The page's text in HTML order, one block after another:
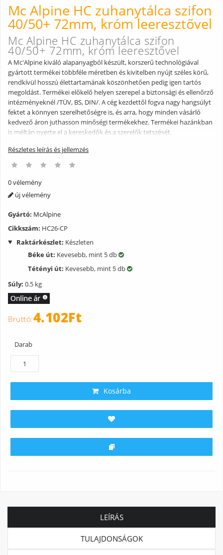
Mc Alpine HC zuhanytálca szifon
40/50+ 72mm, króm leeresztővel
Mc Alpine HC zuhanytálca szifon
40/50+ 72mm, króm leeresztővel
A Mc'Alpine kiváló alapanyagból készült, korszerű technológiával
gyártott termékei többféle méretben és kivitelben nyújt széles körű,
rendkívül hosszú élettartamának köszönhetően pedig igen tartós
megoldást. Termékei előkelő helyen szerepel a biztonsági és ellenőrző
intézményeknél /TÜV, BS, DIN/. A cég kezdettől fogva nagy hangsúlyt
fektet a könnyen szerelhetőségre is, és arra, hogy minden vásárló
kedvező áron juthasson minőségi termékekhez. Termékei hazánkban
is méltán nyerte el a kereskedők és a szerelők tetszését.
Részletes leírás és jellemzés
0 vélemény
új vélemény
Gyártó: McAlpine
Cikkszám: HC26-CP
Raktárkészlet: Készleten
Béke út: Kevesebb, mint 5 db
Tétényi út: Kevesebb, mint 5 db
Súly: 0.5 kg
4.102Ft
Darab
Kosárba
LEÍRÁS
TULAJDONSÁGOK